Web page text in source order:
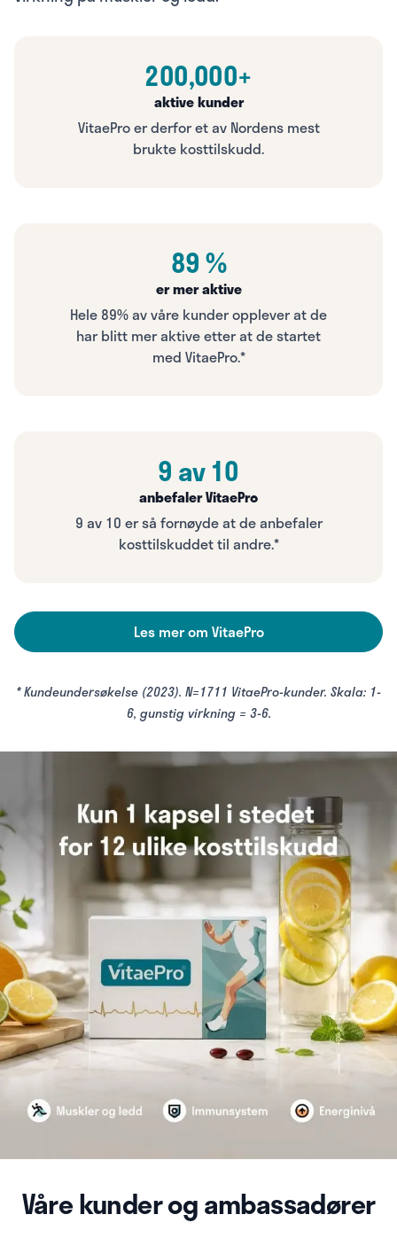
200,000+
aktive kunder
VitaePro er derfor et av Nordens mest
brukte kosttilskudd.
89 %
er mer aktive
Hele 89% av våre kunder opplever at de
har blitt mer aktive etter at de startet
med VitaePro.*
9 av 10
anbefaler VitaePro
9 av 10 er så fornøyde at de anbefaler
kosttilskuddet til andre.*
Les mer om VitaePro
* Kundeundersøkelse (2023). N=1711 VitaePro-kunder. Skala: 1-
6, gunstig virkning = 3-6.
Våre kunder og ambassadører